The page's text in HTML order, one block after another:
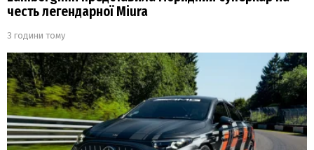
честь легендарної Miura
3 години тому